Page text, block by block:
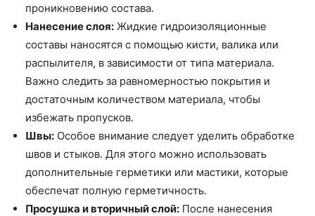
проникновению состава.
Нанесение слоя: Жидкие гидроизоляционные
составы наносятся с помощью кисти, валика или
распылителя, в зависимости от типа материала.
Важно следить за равномерностью покрытия и
достаточным количеством материала, чтобы
избежать пропусков.
Швы: Особое внимание следует уделить обработке
швов и стыков. Для этого можно использовать
дополнительные герметики или мастики, которые
обеспечат полную герметичность.
Просушка и вторичный слой: После нанесения